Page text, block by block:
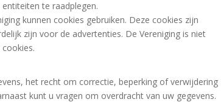
te raadplegen.
kunnen cookies gebruiken. Deze cookies zijn
zijn voor de advertenties. De Vereniging is niet
het recht om correctie, beperking of verwijdering
kunt u vragen om overdracht van uw gegevens.